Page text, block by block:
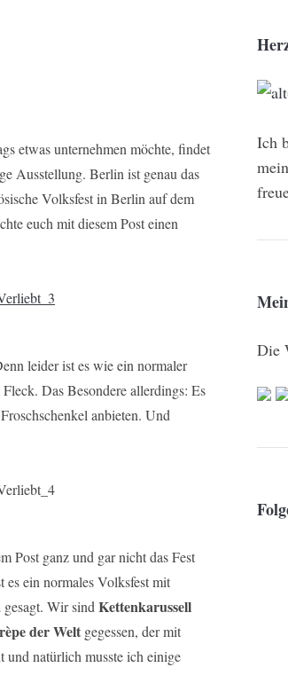
etwas unternehmen möchte, findet
Ausstellung. Berlin ist genau das
Volksfest in Berlin auf dem
euch mit diesem Post einen
leider ist es wie ein normaler
Das Besondere allerdings: Es
anbieten. Und
Post ganz und gar nicht das Fest
ein normales Volksfest mit
Wir sind Kettenkarussell
der Welt gegessen, der mit
natürlich musste ich einige
Ich
Die